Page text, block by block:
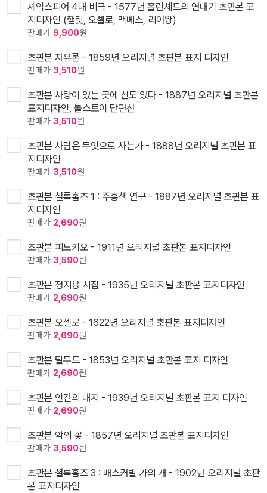
셰익스피어 4대 비극 - 1577년 홀린셰드의 연대기 초판본 표
지디자인 (햄릿, 오셀로, 맥베스, 리어왕)
판매가 9,900원
초판본 자유론 - 1859년 오리지널 초판본 표지 디자인
판매가 3,510원
초판본 사랑이 있는 곳에 신도 있다 - 1887년 오리지널 초판본
표지디자인, 톨스토이 단편선
판매가 3,510원
초판본 사람은 무엇으로 사는가 - 1888년 오리지널 초판본 표
지디자인
판매가 3,510원
초판본 셜록홈즈 1 : 주홍색 연구 - 1887년 오리지널 초판본 표
지디자인
판매가 2,690원
초판본 피노키오 - 1911년 오리지널 초판본 표지디자인
판매가 3,590원
초판본 정지용 시집 - 1935년 오리지널 초판본 표지디자인
판매가 2,690원
초판본 오셀로 - 1622년 오리지널 초판본 표지디자인
판매가 2,690원
초판본 탈무드 - 1853년 오리지널 초판본 표지 디자인
판매가 2,690원
초판본 인간의 대지 - 1939년 오리지널 초판본 표지 디자인
판매가 2,690원
초판본 악의 꽃 - 1857년 오리지널 초판본 표지디자인
판매가 3,590원
초판본 셜록홈즈 3 : 배스커빌 가의 개 - 1902년 오리지널 초판
본 표지디자인